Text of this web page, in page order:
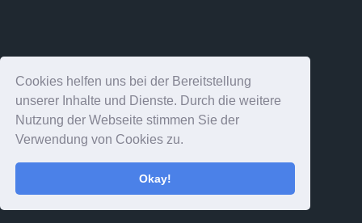
Cookies helfen uns bei der Bereitstellung
unserer Inhalte und Dienste. Durch die weitere
Nutzung der Webseite stimmen Sie der
Verwendung von Cookies zu.
Okay!